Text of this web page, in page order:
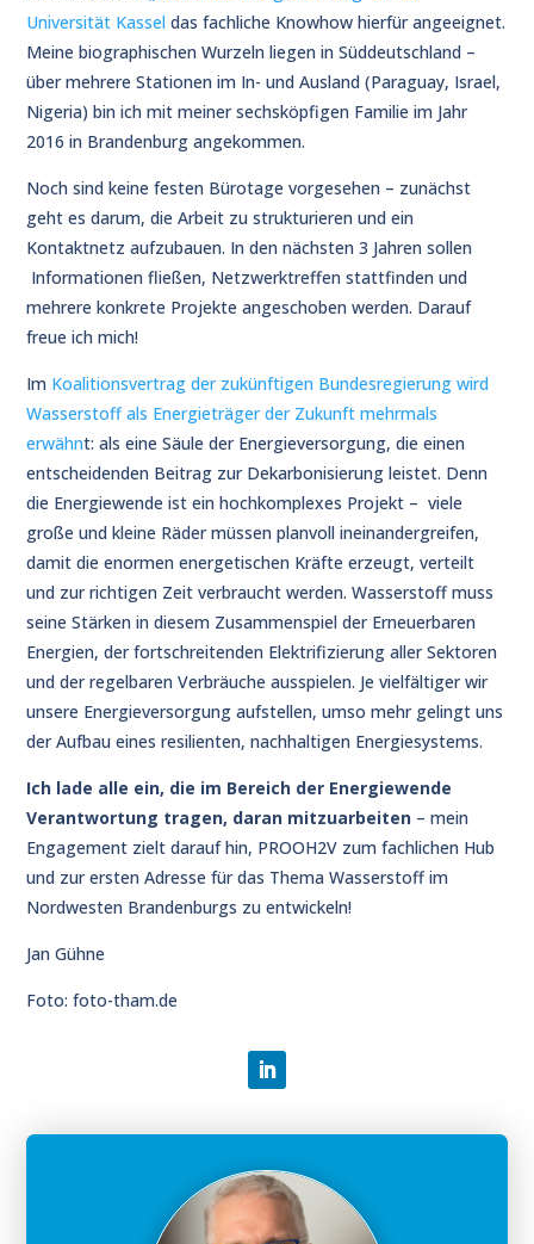
Universität Kassel das fachliche Knowhow hierfür angeeignet.
Meine biographischen Wurzeln liegen in Süddeutschland –
über mehrere Stationen im In- und Ausland (Paraguay, Israel,
Nigeria) bin ich mit meiner sechsköpfigen Familie im Jahr
2016 in Brandenburg angekommen.
Noch sind keine festen Bürotage vorgesehen – zunächst
geht es darum, die Arbeit zu strukturieren und ein
Kontaktnetz aufzubauen. In den nächsten 3 Jahren sollen
Informationen fließen, Netzwerktreffen stattfinden und
mehrere konkrete Projekte angeschoben werden. Darauf
freue ich mich!
Im Koalitionsvertrag der zukünftigen Bundesregierung wird
Wasserstoff als Energieträger der Zukunft mehrmals
erwähnt: als eine Säule der Energieversorgung, die einen
entscheidenden Beitrag zur Dekarbonisierung leistet. Denn
die Energiewende ist ein hochkomplexes Projekt – viele
große und kleine Räder müssen planvoll ineinandergreifen,
damit die enormen energetischen Kräfte erzeugt, verteilt
und zur richtigen Zeit verbraucht werden. Wasserstoff muss
seine Stärken in diesem Zusammenspiel der Erneuerbaren
Energien, der fortschreitenden Elektrifizierung aller Sektoren
und der regelbaren Verbräuche ausspielen. Je vielfältiger wir
unsere Energieversorgung aufstellen, umso mehr gelingt uns
der Aufbau eines resilienten, nachhaltigen Energiesystems.
Ich lade alle ein, die im Bereich der Energiewende
Verantwortung tragen, daran mitzuarbeiten – mein
Engagement zielt darauf hin, PROOH2V zum fachlichen Hub
und zur ersten Adresse für das Thema Wasserstoff im
Nordwesten Brandenburgs zu entwickeln!
Jan Gühne
Foto: foto-tham.de